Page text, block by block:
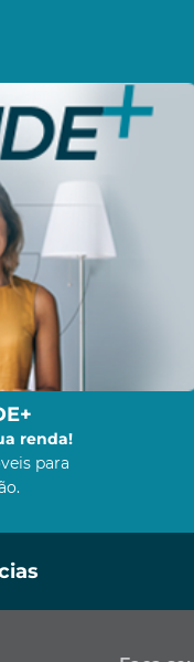
renda!
para